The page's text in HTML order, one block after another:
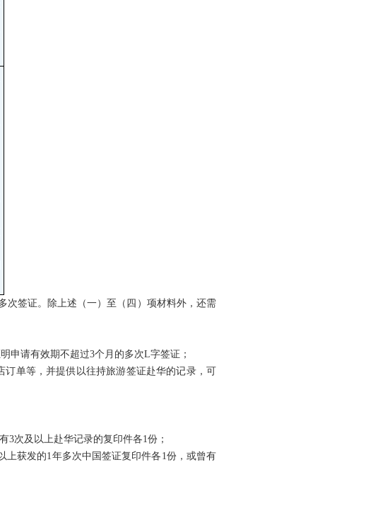
次签证。除上述（一）至（四）项材料外，还需
申请有效期不超过3个月的多次L字签证；
订单等，并提供以往持旅游签证赴华的记录，可
3次及以上赴华记录的复印件各1份；
上获发的1年多次中国签证复印件各1份，或曾有